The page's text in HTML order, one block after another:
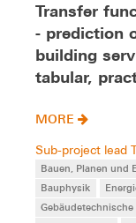
Transfer
- prediction
building
tabular,
MORE
Sub-project lead
Bauen, Planen und
Bauphysik
Gebäudetechnische